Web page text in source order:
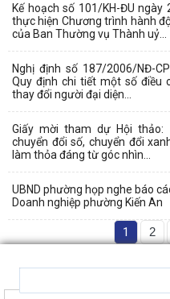
Kế hoạch số 101/KH-ĐU
thực hiện Chương trình hành
của Ban Thường vụ Thành uỷ...
Nghị định số 187/2006/NĐ-
Quy định chi tiết một số điều
thay đổi người đại diện...
Giấy mời tham dự Hội thảo:
chuyển đổi số, chuyển đổi
làm thỏa đáng từ góc nhìn...
UBND phường họp nghe báo
Doanh nghiệp phường Kiến An
1 2